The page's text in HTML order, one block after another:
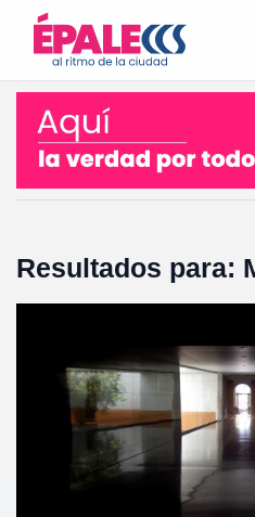
Resultados para: